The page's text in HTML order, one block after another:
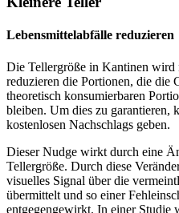
Lebensmittelabfälle reduzieren
Die Tellergröße in Kantinen wird
reduzieren die Portionen, die die
theoretisch konsumierbaren
bleiben. Um dies zu garantieren,
kostenlosen Nachschlags geben.
Dieser Nudge wirkt durch eine
Tellergröße. Durch diese
visuelles Signal über die
übermittelt und so einer
entgegengewirkt. In einer Studie